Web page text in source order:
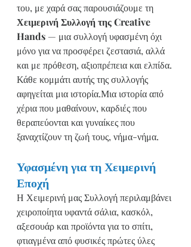
του, με χαρά σας παρουσιάζουμε τη
Χειμερινή Συλλογή της Creative
Hands — μια συλλογή υφασμένη όχι
μόνο για να προσφέρει ζεστασιά, αλλά
και με πρόθεση, αξιοπρέπεια και ελπίδα.
Κάθε κομμάτι αυτής της συλλογής
αφηγείται μια ιστορία.Μια ιστορία από
χέρια που μαθαίνουν, καρδιές που
θεραπεύονται και γυναίκες που
ξαναχτίζουν τη ζωή τους, νήμα-νήμα.
Υφασμένη για τη Χειμερινή
Εποχή
Η Χειμερινή μας Συλλογή περιλαμβάνει
χειροποίητα υφαντά σάλια, κασκόλ,
αξεσουάρ και προϊόντα για το σπίτι,
φτιαγμένα από φυσικές πρώτες ύλες